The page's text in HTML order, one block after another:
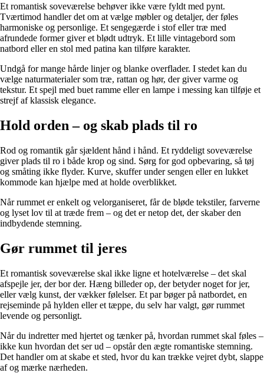
Et romantisk soveværelse behøver ikke være fyldt med pynt.
Tværtimod handler det om at vælge møbler og detaljer, der føles
harmoniske og personlige. Et sengegærde i stof eller træ med
afrundede former giver et blødt udtryk. Et lille vintagebord som
natbord eller en stol med patina kan tilføre karakter.
Undgå for mange hårde linjer og blanke overflader. I stedet kan du
vælge naturmaterialer som træ, rattan og hør, der giver varme og
tekstur. Et spejl med buet ramme eller en lampe i messing kan tilføje et
strejf af klassisk elegance.
Hold orden – og skab plads til ro
Rod og romantik går sjældent hånd i hånd. Et ryddeligt soveværelse
giver plads til ro i både krop og sind. Sørg for god opbevaring, så tøj
og småting ikke flyder. Kurve, skuffer under sengen eller en lukket
kommode kan hjælpe med at holde overblikket.
Når rummet er enkelt og velorganiseret, får de bløde tekstiler, farverne
og lyset lov til at træde frem – og det er netop det, der skaber den
indbydende stemning.
Gør rummet til jeres
Et romantisk soveværelse skal ikke ligne et hotelværelse – det skal
afspejle jer, der bor der. Hæng billeder op, der betyder noget for jer,
eller vælg kunst, der vækker følelser. Et par bøger på natbordet, en
rejseminde på hylden eller et tæppe, du selv har valgt, gør rummet
levende og personligt.
Når du indretter med hjertet og tænker på, hvordan rummet skal føles –
ikke kun hvordan det ser ud – opstår den ægte romantiske stemning.
Det handler om at skabe et sted, hvor du kan trække vejret dybt, slappe
af og mærke nærheden.